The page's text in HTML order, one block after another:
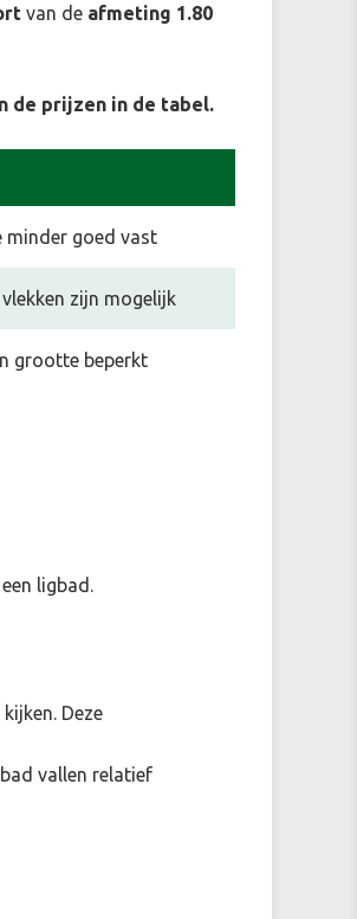
van de afmeting 1.80
de prijzen in de tabel.
minder goed vast
zijn mogelijk
grootte beperkt
ligbad.
kijken. Deze
vallen relatief